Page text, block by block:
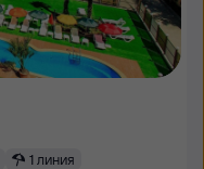
1 линия